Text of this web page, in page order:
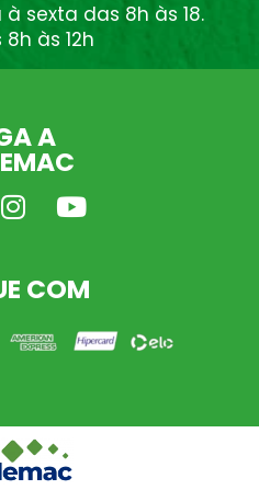
sexta das 8h às 18.
às 12h
A
COM